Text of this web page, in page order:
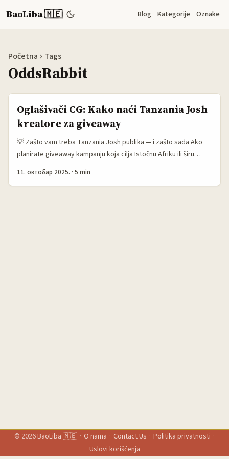
BaoLiba 🇲🇪 Blog Kategorije Oznake
Početna Tags
OddsRabbit
Oglašivači CG: Kako naći Tanzania Josh
kreatore za giveaway
💡 Zašto vam treba Tanzania Josh publika — i zašto sada Ako
planirate giveaway kampanju koja cilja Istočnu Afriku ili širu
diasporu iz Afrike, Tanzania ima rastuću bazu aktivnih korisnika
short‑video mreža. Josh (regionalni short‑video app koji raste u
11. октобар 2025. · 5 min
© 2026BaoLiba 🇲🇪 · O nama · Contact Us · Politika privatnosti ·
Uslovi korišćenja